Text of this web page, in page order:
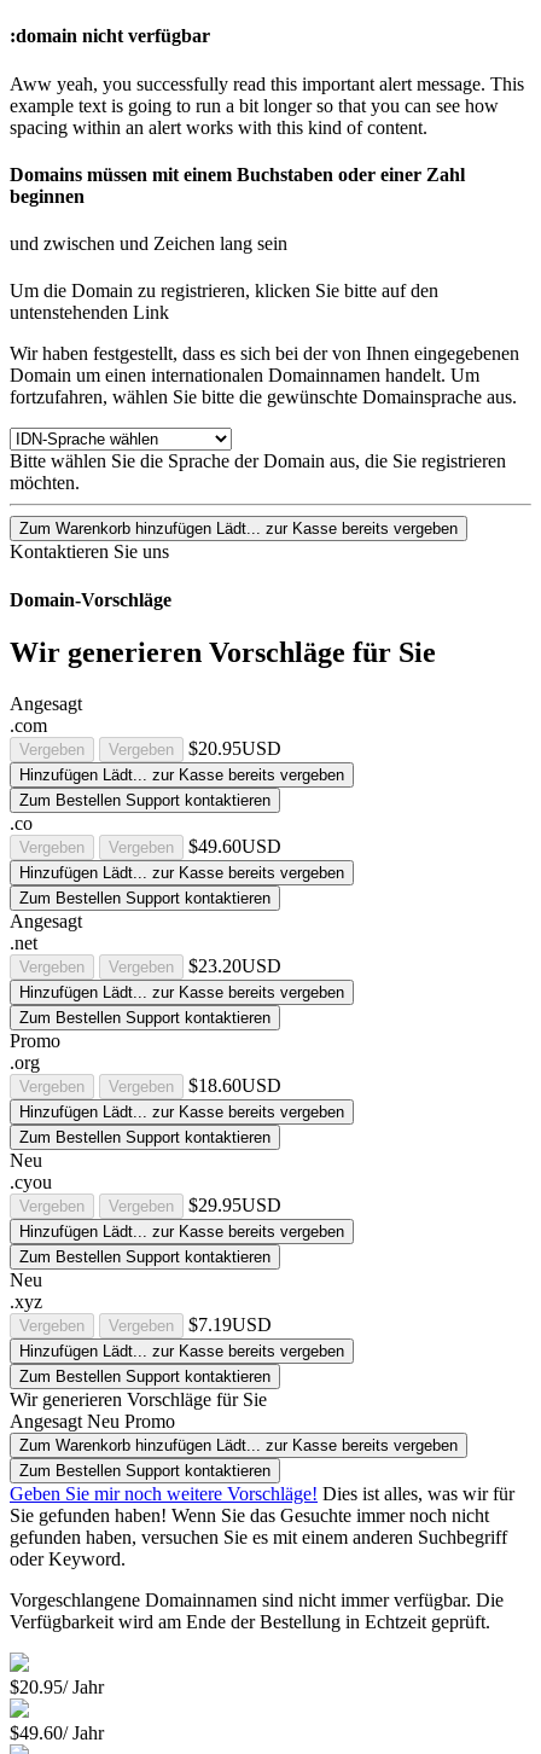
:domain nicht verfügbar
Aww yeah, you successfully read this important alert message. This
example text is going to run a bit longer so that you can see how
spacing within an alert works with this kind of content.
Domains müssen mit einem Buchstaben oder einer Zahl
beginnen
und zwischen und Zeichen lang sein
Um die Domain zu registrieren, klicken Sie bitte auf den
untenstehenden Link
Wir haben festgestellt, dass es sich bei der von Ihnen eingegebenen
Domain um einen internationalen Domainnamen handelt. Um
fortzufahren, wählen Sie bitte die gewünschte Domainsprache aus.
Bitte wählen Sie die Sprache der Domain aus, die Sie registrieren
möchten.
Zum Warenkorb hinzufügen Lädt... zur Kasse bereits vergeben
Kontaktieren Sie uns
Domain-Vorschläge
Wir generieren Vorschläge für Sie
Angesagt
.com
Vergeben Vergeben $20.95USD
Hinzufügen Lädt... zur Kasse bereits vergeben
Zum Bestellen Support kontaktieren
.co
Vergeben Vergeben $49.60USD
Hinzufügen Lädt... zur Kasse bereits vergeben
Zum Bestellen Support kontaktieren
Angesagt
.net
Vergeben Vergeben $23.20USD
Hinzufügen Lädt... zur Kasse bereits vergeben
Zum Bestellen Support kontaktieren
Promo
.org
Vergeben Vergeben $18.60USD
Hinzufügen Lädt... zur Kasse bereits vergeben
Zum Bestellen Support kontaktieren
Neu
.cyou
Vergeben Vergeben $29.95USD
Hinzufügen Lädt... zur Kasse bereits vergeben
Zum Bestellen Support kontaktieren
Neu
.xyz
Vergeben Vergeben $7.19USD
Hinzufügen Lädt... zur Kasse bereits vergeben
Zum Bestellen Support kontaktieren
Wir generieren Vorschläge für Sie
Angesagt Neu Promo
Zum Warenkorb hinzufügen Lädt... zur Kasse bereits vergeben
Zum Bestellen Support kontaktieren
Geben Sie mir noch weitere Vorschläge! Dies ist alles, was wir für
Sie gefunden haben! Wenn Sie das Gesuchte immer noch nicht
gefunden haben, versuchen Sie es mit einem anderen Suchbegriff
oder Keyword.
Vorgeschlangene Domainnamen sind nicht immer verfügbar. Die
Verfügbarkeit wird am Ende der Bestellung in Echtzeit geprüft.
$20.95/ Jahr
$49.60/ Jahr